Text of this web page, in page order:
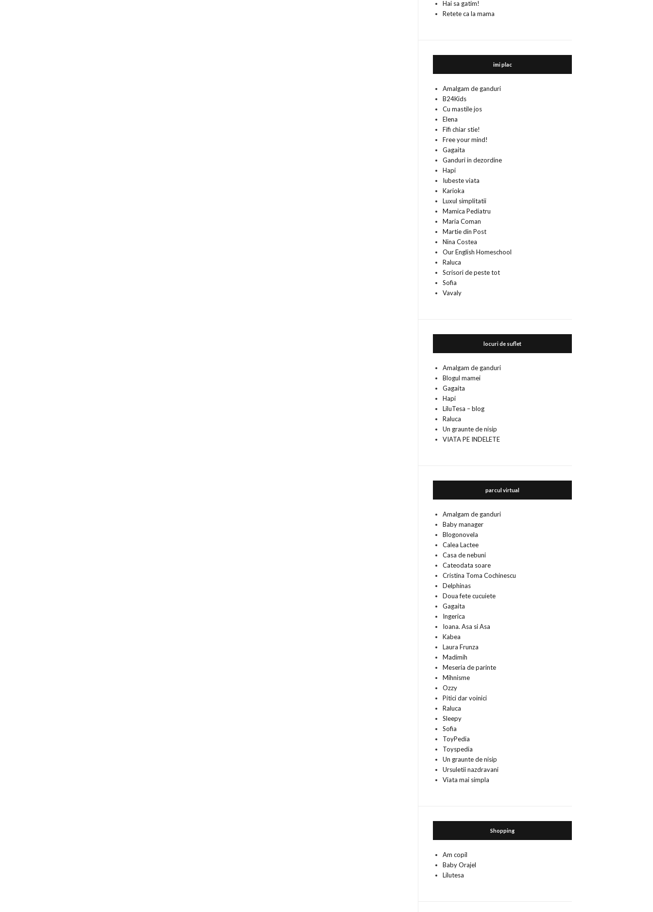
Hai sa gatim!
Retete ca la mama
imi plac
Amalgam de ganduri
B24Kids
Cu mastile jos
Elena
Fifi chiar stie!
Free your mind!
Gagaita
Ganduri in dezordine
Hapi
Iubeste viata
Karioka
Luxul simplitatii
Mamica Pediatru
Maria Coman
Martie din Post
Nina Costea
Our English Homeschool
Raluca
Scrisori de peste tot
Sofia
Vavaly
locuri de suflet
Amalgam de ganduri
Blogul mamei
Gagaita
Hapi
LiluTesa – blog
Raluca
Un graunte de nisip
VIATA PE INDELETE
parcul virtual
Amalgam de ganduri
Baby manager
Blogonovela
Calea Lactee
Casa de nebuni
Cateodata soare
Cristina Toma Cochinescu
Delphinas
Doua fete cucuiete
Gagaita
Ingerica
Ioana. Asa si Asa
Kabea
Laura Frunza
Madimih
Meseria de parinte
Mihnisme
Ozzy
Pitici dar voinici
Raluca
Sleepy
Sofia
ToyPedia
Toyspedia
Un graunte de nisip
Ursuletii nazdravani
Viata mai simpla
Shopping
Am copil
Baby Orajel
Lilutesa